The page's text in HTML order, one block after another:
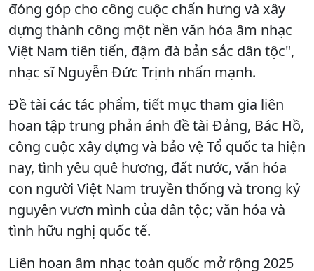
đóng góp cho công cuộc chấn hưng và xây
dựng thành công một nền văn hóa âm nhạc
Việt Nam tiên tiến, đậm đà bản sắc dân tộc",
nhạc sĩ Nguyễn Đức Trịnh nhấn mạnh.
Đề tài các tác phẩm, tiết mục tham gia liên
hoan tập trung phản ánh đề tài Đảng, Bác Hồ,
công cuộc xây dựng và bảo vệ Tổ quốc ta hiện
nay, tình yêu quê hương, đất nước, văn hóa
con người Việt Nam truyền thống và trong kỷ
nguyên vươn mình của dân tộc; văn hóa và
tình hữu nghị quốc tế.
Liên hoan âm nhạc toàn quốc mở rộng 2025